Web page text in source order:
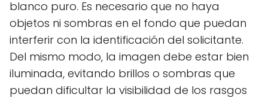
blanco puro. Es necesario que no haya
objetos ni sombras en el fondo que puedan
interferir con la identificación del solicitante.
Del mismo modo, la imagen debe estar bien
iluminada, evitando brillos o sombras que
puedan dificultar la visibilidad de los rasgos